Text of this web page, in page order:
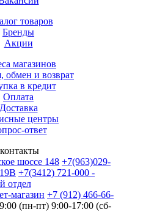
товаров
Бренды
Акции
магазинов
обмен и возврат
в кредит
Оплата
Доставка
центры
ответ
шоссе 148 +7(963)029-
+7(3412) 721-000 -
отдел
магазин +7 (912) 466-66-
(пн-пт) 9:00-17:00 (сб-